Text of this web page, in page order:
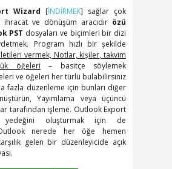
Wizard [İNDİRMEK] sağlar çok
ve dönüşüm aracıdır özü
PST dosyaları ve biçimleri bir dizi
Program hızlı bir şekilde
vermek, Notlar, kişiler, takvim
öğeleri – basitçe söylemek
ve öğeleri her türlü bulabilirsiniz
fazla düzenleme için bunları diğer
Yayımlama veya üçüncü
tarafından işleme. Outlook Export
oluşturmak için de
nerede her öğe hemen
gelen bir düzenleyicide açık